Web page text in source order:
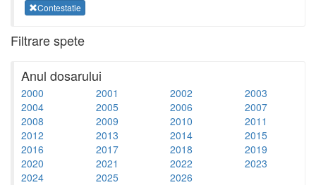
Contestatie
Filtrare spete
Anul dosarului
2000 2001 2002
2003
2004
2005 2006
2007
2008
2009 2010
2011
2012
2013 2014
2015
2016
2017 2018
2019
2020
2021 2022
2023
2024
2025 2026